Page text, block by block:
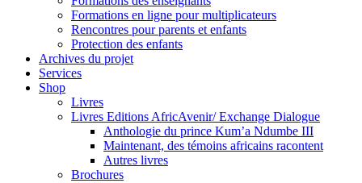
Formations en ligne pour multiplicateurs
Rencontres pour parents et enfants
Protection des enfants
Archives du projet
Services
Shop
Livres
Livres Editions AfricAvenir/ Exchange Dialogue
Anthologie du prince Kum’a Ndumbe III
Maintenant, des témoins africains racontent
Autres livres
Brochures